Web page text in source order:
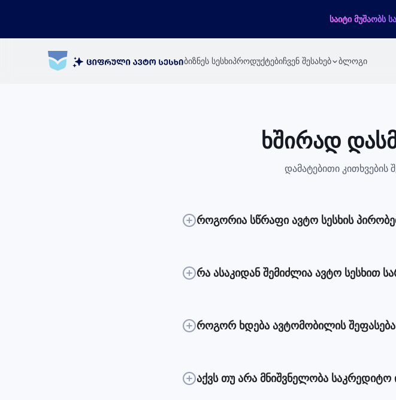
საიტი მუშაობს
ბიზნეს სესხიპროდუქტებიჩვენ შესახებ ბლოგი
ხშირად
დამატებითი კითხვების
როგორია სწრაფი ავტო სესხის
რა ასაკიდან შემიძლია ავტო სესხით
როგორ ხდება ავტომობილის
აქვს თუ არა მნიშვნელობა საკრედიტო